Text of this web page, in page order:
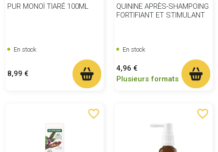
PUR MONOÏ TIARÉ 100ML
En stock
Prix
8,99 €
QUININE APRÈS-SHAMPOING
FORTIFIANT ET STIMULANT
En stock
Prix
4,96 €
Plusieurs formats
favorite_border favorite_border